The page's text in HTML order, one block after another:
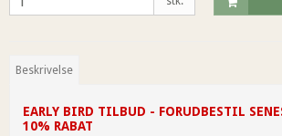
Beskrivelse
EARLY BIRD TILBUD - FORUDBESTIL
10% RABAT